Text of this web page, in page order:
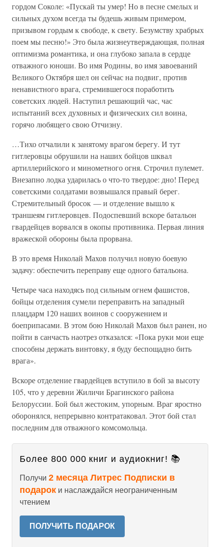
гордом Соколе: «Пускай ты умер! Но в песне смелых и
сильных духом всегда ты будешь живым примером,
призывом гордым к свободе, к свету. Безумству храбрых
поем мы песню!» Это была жизнеутверждающая, полная
оптимизма романтика, и она глубоко запала в сердце
отважного юноши. Во имя Родины, во имя завоеваний
Великого Октября шел он сейчас на подвиг, против
ненавистного врага, стремившегося поработить
советских людей. Наступил решающий час, час
испытаний всех духовных и физических сил воина,
горячо любящего свою Отчизну.
…Тихо отчалили к занятому врагом берегу. И тут
гитлеровцы обрушили на наших бойцов шквал
артиллерийского и минометного огня. Строчил пулемет.
Внезапно лодка ударилась о что-то твердое: дно! Перед
советскими солдатами возвышался правый берег.
Стремительный бросок — и отделение вышло к
траншеям гитлеровцев. Подоспевший вскоре батальон
гвардейцев ворвался в окопы противника. Первая линия
вражеской обороны была прорвана.
В это время Николай Махов получил новую боевую
задачу: обеспечить переправу еще одного батальона.
Четыре часа находясь под сильным огнем фашистов,
бойцы отделения сумели переправить на западный
плацдарм 120 наших воинов с сооружением и
боеприпасами. В этом бою Николай Махов был ранен, но
пойти в санчасть наотрез отказался: «Пока руки мои еще
способны держать винтовку, я буду беспощадно бить
врага».
Вскоре отделение гвардейцев вступило в бой за высоту
105, что у деревни Жиличи Брагинского района
Белоруссии. Бой был жестоким, упорным. Враг яростно
оборонялся, непрерывно контратаковал. Этот бой стал
последним для отважного комсомольца.
Более 800 000 книг и аудиокниг! 📚
Получи 2 месяца Литрес Подписки в
подарок и наслаждайся неограниченным
чтением
ПОЛУЧИТЬ ПОДАРОК